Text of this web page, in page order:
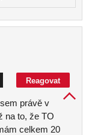
Reagovat
právě v
na to, že TO
celkem 20